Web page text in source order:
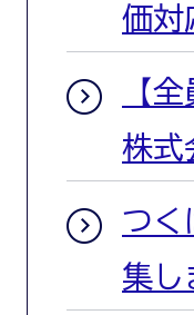
価対
【
株式
つく
集し